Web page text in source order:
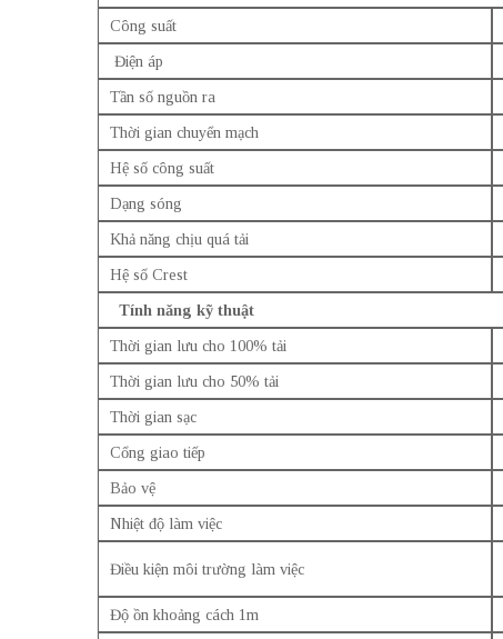
Công suất
Điện áp
Tần số nguồn ra
Thời gian chuyển mạch
Hệ số công suất
Dạng sóng
Khả năng chịu quá tải
Hệ số Crest
Tính năng kỹ thuật
Thời gian lưu cho 100% tải
Thời gian lưu cho 50% tải
Thời gian sạc
Cổng giao tiếp
Bảo vệ
Nhiệt độ làm việc
Điều kiện môi trường làm việc
Độ ồn khoảng cách 1m